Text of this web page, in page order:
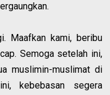
Maafkan kami, beribu
Semoga setelah ini,
muslimin-muslimat di
kebebasan segera